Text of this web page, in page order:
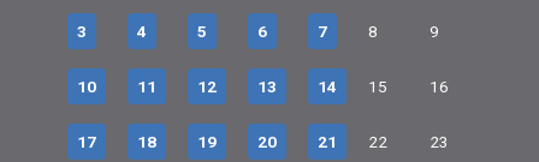
3 4 5 6 7 8 9
10 11 12 13 14 15 16
17 18 19 20 21 22 23